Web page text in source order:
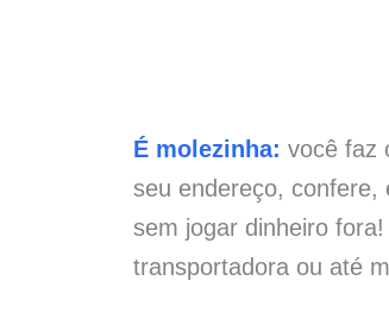
É molezinha: você faz
seu endereço, confere,
sem jogar dinheiro
transportadora ou até